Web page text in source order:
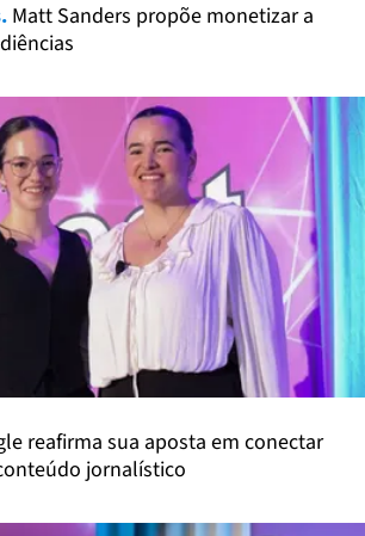
Matt Sanders propõe monetizar a
reafirma sua aposta em conectar
jornalístico